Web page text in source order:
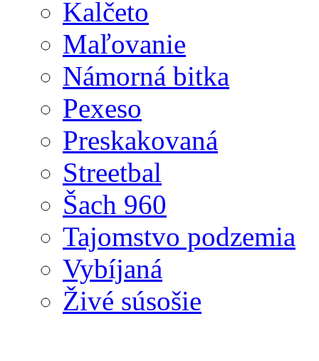
Kalčeto
Maľovanie
Námorná bitka
Pexeso
Preskakovaná
Streetbal
Šach 960
Tajomstvo podzemia
Vybíjaná
Živé súsošie